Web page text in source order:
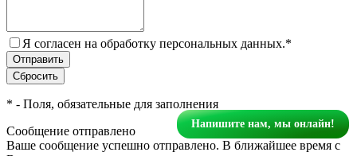
Я согласен на обработку персональных данных.*
* - Поля, обязательные для заполнения
Сообщение отправлено
Ваше сообщение успешно отправлено. В ближайшее время с
Напишите нам, мы онлайн!